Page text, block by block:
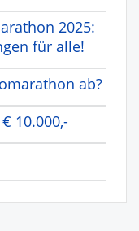
2025:
für alle!
ab?
10.000,-